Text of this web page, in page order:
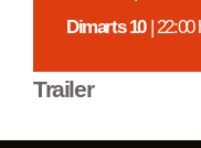
Dimarts 10| 22:00
Trailer